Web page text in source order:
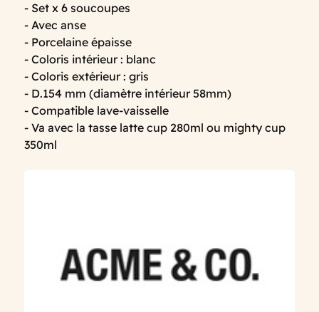
- Set x 6 soucoupes
- Avec anse
- Porcelaine épaisse
- Coloris intérieur : blanc
- Coloris extérieur : gris
- D.154 mm (diamètre intérieur 58mm)
- Compatible lave-vaisselle
- Va avec la tasse latte cup 280ml ou mighty cup
350ml